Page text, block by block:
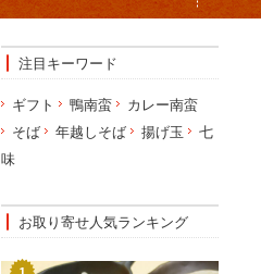
注目キーワード
ギフト 鴨南蛮
カレー南蛮
そば
年越しそば 揚げ玉
七
味
お取り寄せ人気ランキング